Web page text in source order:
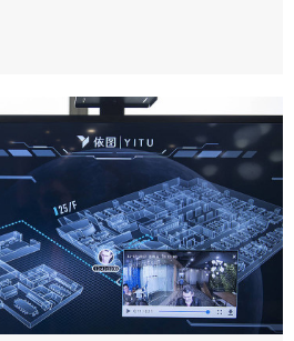
onartuz gero, teknologia hori
ematen diguzu.